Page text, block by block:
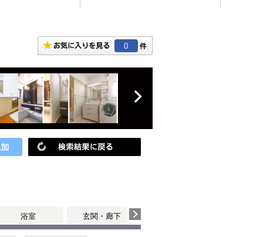
0
浴室 玄関・廊下